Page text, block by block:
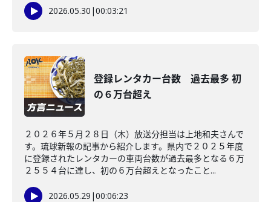
2026.05.30 |00:03:21
登録レンタカー台数 過去最多 初
の６万台超え
２０２６年５月２８日（木）放送分担当は上地和夫さんで
す。琉球新報の記事から紹介します。県内で２０２５年度
に登録されたレンタカーの車両台数が過去最多となる６万
２５５４台に達し、初の６万台超えとなったこと...
2026.05.29 |00:06:23